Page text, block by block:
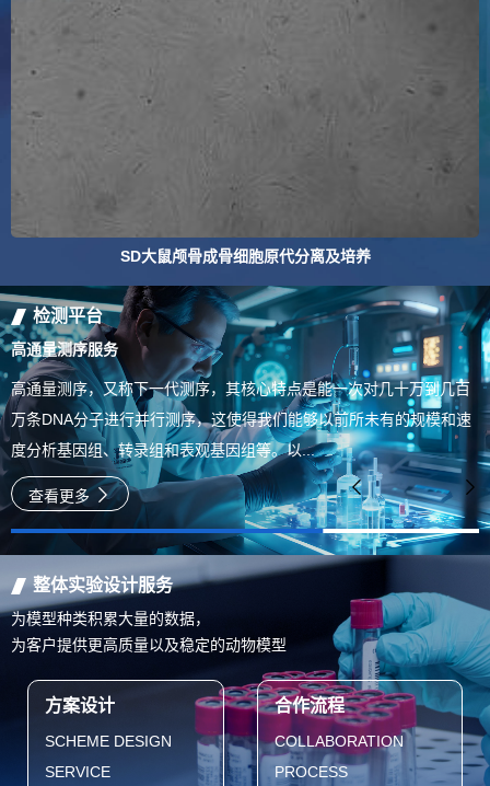
SD大鼠颅骨成骨细胞原代分离及培养
检测平台
高通量测序服务
高通量测序，又称下一代测序，其核心特点是能一次对几十万到几百
万条DNA分子进行并行测序，这使得我们能够以前所未有的规模和速
度分析基因组、转录组和表观基因组等。以...
查看更多
整体实验设计服务
为模型种类积累大量的数据，
为客户提供更高质量以及稳定的动物模型
方案设计
SCHEME DESIGN
SERVICE
合作流程
COLLABORATION
PROCESS